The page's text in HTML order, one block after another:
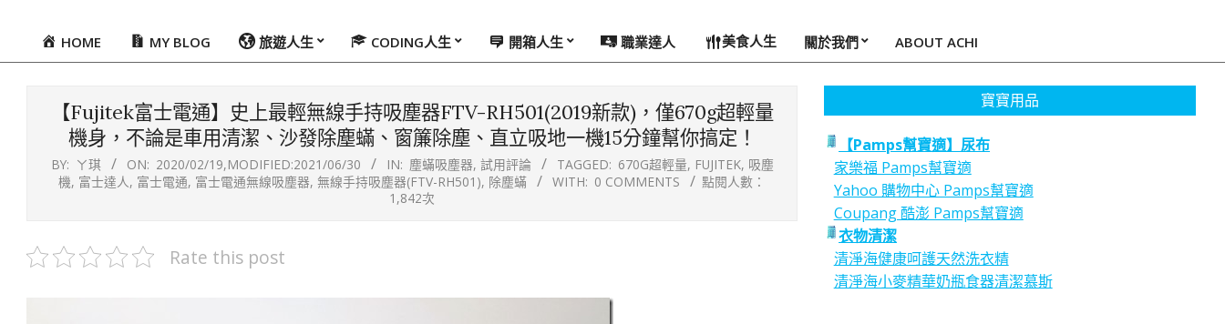
PrimaryHOME MY BLOG 旅遊人生 CODING人生 開箱人生 職業達人 美食人生 關於我們 ABOUT ACHI
【Fujitek富士電通】史上最輕無線手持吸塵器FTV-RH501(2019新款)，僅670g超輕量
機身，不論是車用清潔、沙發除塵蟎、窗簾除塵、直立吸地一機15分鐘幫你搞定！
BY: ㄚ琪 ON: 2020/02/19,MODIFIED:2021/06/30 IN: 塵蟎吸塵器, 試用評論 TAGGED: 670G超輕量, FUJITEK, 吸塵
機, 富士達人, 富士電通, 富士電通無線吸塵器, 無線手持吸塵器(FTV-RH501), 除塵蟎 WITH: 0 COMMENTS
點閱人數：
1,842次
Rate this post
寶寶用品
【Pamps幫寶適】尿布
家樂福 Pamps幫寶適
Yahoo 購物中心 Pamps幫寶適
Coupang 酷澎 Pamps幫寶適
衣物清潔
清淨海健康呵護天然洗衣精
清淨海小麥精華奶瓶食器清潔慕斯